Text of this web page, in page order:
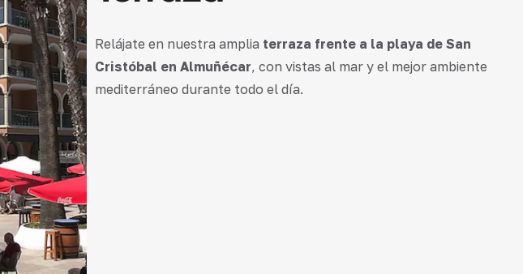
Relájate en nuestra amplia terraza frente a la playa de San
Cristóbal en Almuñécar, con vistas al mar y el mejor ambiente
mediterráneo durante todo el día.